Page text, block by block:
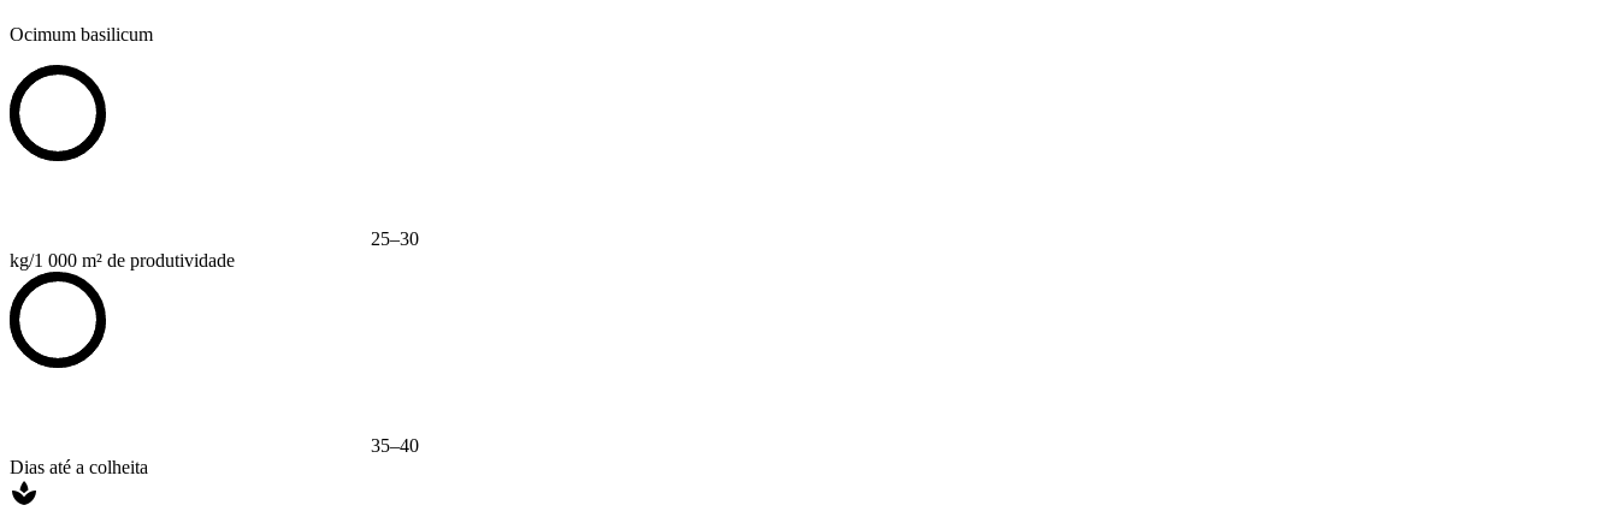
Ocimum basilicum
25–30
kg/1 000 m² de produtividade
35–40
Dias até a colheita